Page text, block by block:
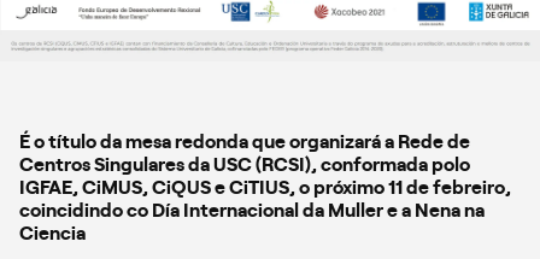
É o título da mesa redonda que organizará a Rede de
Centros Singulares da USC (RCSI), conformada polo
IGFAE, CiMUS, CiQUS e CiTIUS, o próximo 11 de febreiro,
coincidindo co Día Internacional da Muller e a Nena na
Ciencia